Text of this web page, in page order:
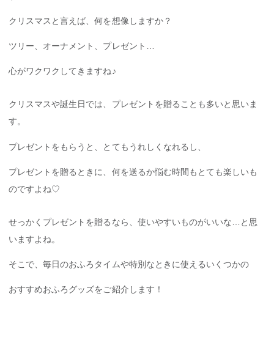
クリスマスと言えば、何を想像しますか？
ツリー、オーナメント、プレゼント…
心がワクワクしてきますね♪
クリスマスや誕生日では、プレゼントを贈ることも多いと思いま
す。
プレゼントをもらうと、とてもうれしくなれるし、
プレゼントを贈るときに、何を送るか悩む時間もとても楽しいも
のですよね♡
せっかくプレゼントを贈るなら、使いやすいものがいいな…と思
いますよね。
そこで、毎日のおふろタイムや特別なときに使えるいくつかの
おすすめおふろグッズをご紹介します！